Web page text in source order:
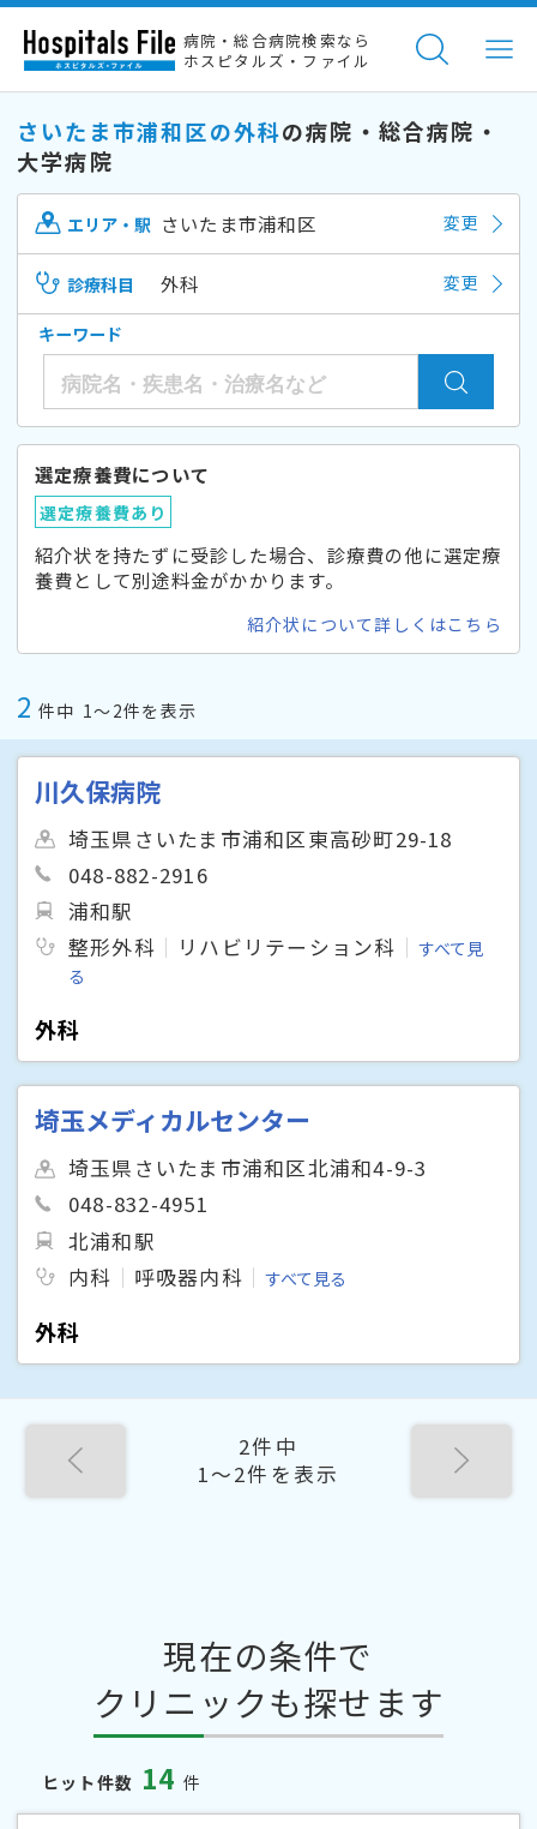
病院・総合病院検索なら
ホスピタルズ・ファイル
さいたま市浦和区の外科の病院・総合病院・
大学病院
エリア・駅 さいたま市浦和区 変更
診療科目 外科 変更
キーワード
選定療養費について
選定療養費あり
紹介状を持たずに受診した場合、診療費の他に選定療
養費として別途料金がかかります。
紹介状について詳しくはこちら
2 件中 1〜2件を表示
川久保病院
埼玉県さいたま市浦和区東高砂町29-18
048-882-2916
浦和駅
整形外科
リハビリテーション科
すべて見
る
外科
埼玉メディカルセンター
埼玉県さいたま市浦和区北浦和4-9-3
048-832-4951
北浦和駅
内科
呼吸器内科 すべて見る
外科
2件中
1〜2件を表示
現在の条件で
クリニックも探せます
ヒット件数 14 件